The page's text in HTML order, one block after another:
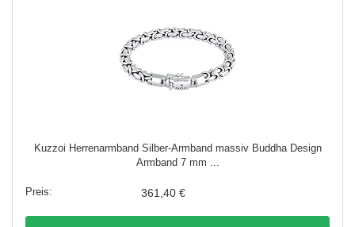
Kuzzoi Herrenarmband Silber-Armband massiv Buddha Design
Armband 7 mm ...
361,40 €